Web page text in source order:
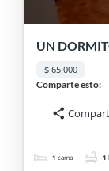
UN
$ 65.000
Comparte esto:
1 cama 1